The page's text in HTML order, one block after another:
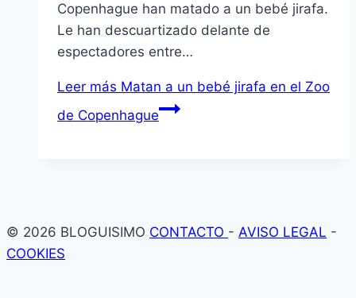
Copenhague han matado a un bebé jirafa.
Le han descuartizado delante de
espectadores entre…
Leer más Matan a un bebé jirafa en el Zoo
de Copenhague
© 2026 BLOGUISIMO CONTACTO - AVISO LEGAL -
COOKIES